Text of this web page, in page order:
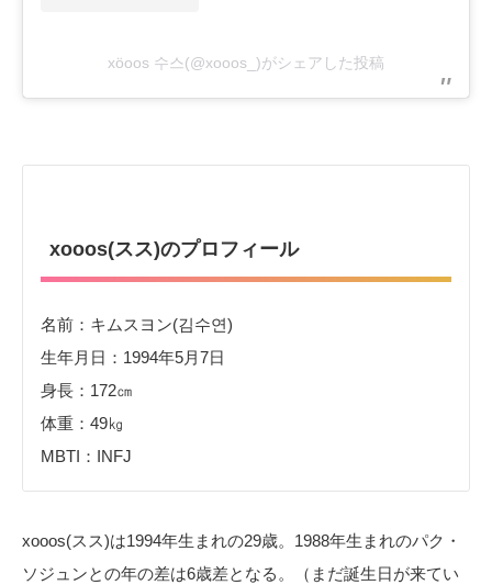
xöoos 수스(@xooos_)がシェアした投稿
xooos(スス)のプロフィール
名前：キムスヨン(김수연)
生年月日：1994年5月7日
身長：172㎝
体重：49㎏
MBTI：INFJ
xooos(スス)は1994年生まれの29歳。1988年生まれのパク・
ソジュンとの年の差は6歳差となる。（まだ誕生日が来てい